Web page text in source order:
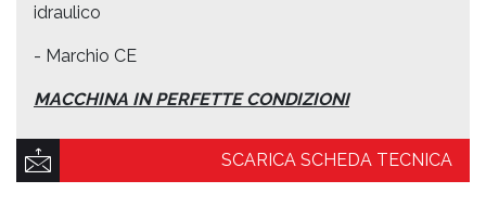
idraulico
- Marchio CE
MACCHINA IN PERFETTE CONDIZIONI
SCARICA SCHEDA TECNICA